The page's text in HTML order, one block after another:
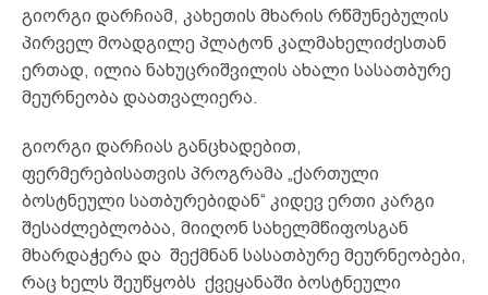
გიორგი დარჩიამ, კახეთის მხარის რწმუნებულის
პირველ მოადგილე პლატონ კალმახელიძესთან
ერთად, ილია ნახუცრიშვილის ახალი სასათბურე
მეურნეობა დაათვალიერა.
გიორგი დარჩიას განცხადებით,
ფერმერებისათვის პროგრამა „ქართული
ბოსტნეული სათბურებიდან“ კიდევ ერთი კარგი
შესაძლებლობაა, მიიღონ სახელმწიფოსგან
მხარდაჭერა და შექმნან სასათბურე მეურნეობები,
რაც ხელს შეუწყობს ქვეყანაში ბოსტნეული